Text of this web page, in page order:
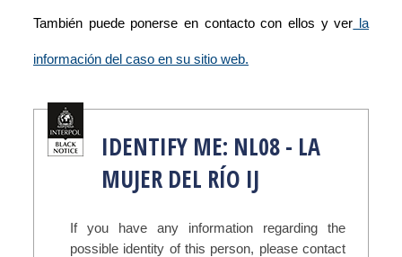
También puede ponerse en contacto con ellos y ver la
información del caso en su sitio web.
IDENTIFY ME: NL08 - LA
MUJER DEL RÍO IJ
If you have any information regarding the
possible identity of this person, please contact